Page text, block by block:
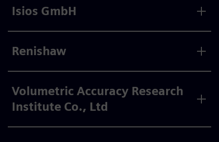
Isios GmbH
Renishaw
Volumetric Accuracy Research
Institute Co., Ltd